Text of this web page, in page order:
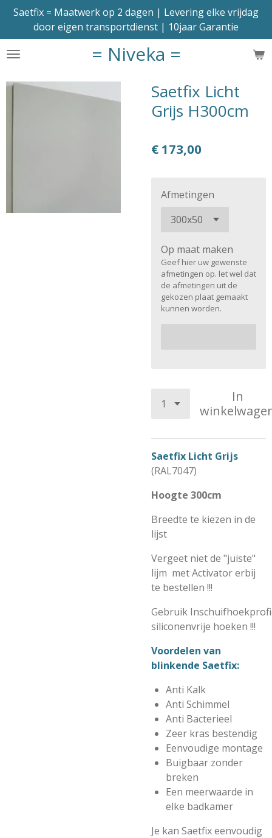
Ga
naar
de
= Niveka =
Saetfix = Maatwerk op 2 dagen | Levering elke vrijdag
door eigen transportdienst | 10jaar Garantie
Saetfix Licht
Grijs H300cm
€ 173,00
Afmetingen
Op maat maken
Geef hier uw gewenste
afmetingen op. let wel dat
de afmetingen uit de
gekozen plaat gemaakt
kunnen worden.
In
Saetfix Licht Grijs
(RAL7047)
Hoogte 300cm
Breedte te kiezen in de
lijst
Vergeet niet de "juiste"
lijm met Activator erbij
te bestellen !!!
Gebruik
siliconenvrije hoeken !!!
Voordelen van
blinkende Saetfix:
Anti Kalk
Anti Schimmel
Anti Bacterieel
Zeer kras bestendig
Eenvoudige montage
Buigbaar zonder
breken
Een meerwaarde in
elke badkamer
Je kan Saetfix eenvoudig